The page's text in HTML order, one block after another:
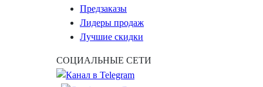
Предзаказы
Лидеры продаж
Лучшие скидки
СОЦИАЛЬНЫЕ СЕТИ